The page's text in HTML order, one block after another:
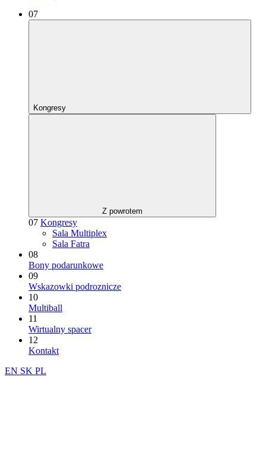
07
Kongresy
Z powrotem
07 Kongresy
Sala Multiplex
Sala Fatra
08
Bony podarunkowe
09
Wskazowki podroznicze
10
Multiball
11
Wirtualny spacer
12
Kontakt
EN SK PL